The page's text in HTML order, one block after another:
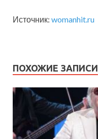
Источник: womanhit.ru
ПОХОЖИЕ ЗАПИСИ